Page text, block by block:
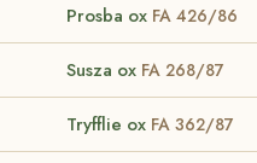
Prosba ox FA 426/86
Susza ox FA 268/87
Tryfflie ox FA 362/87